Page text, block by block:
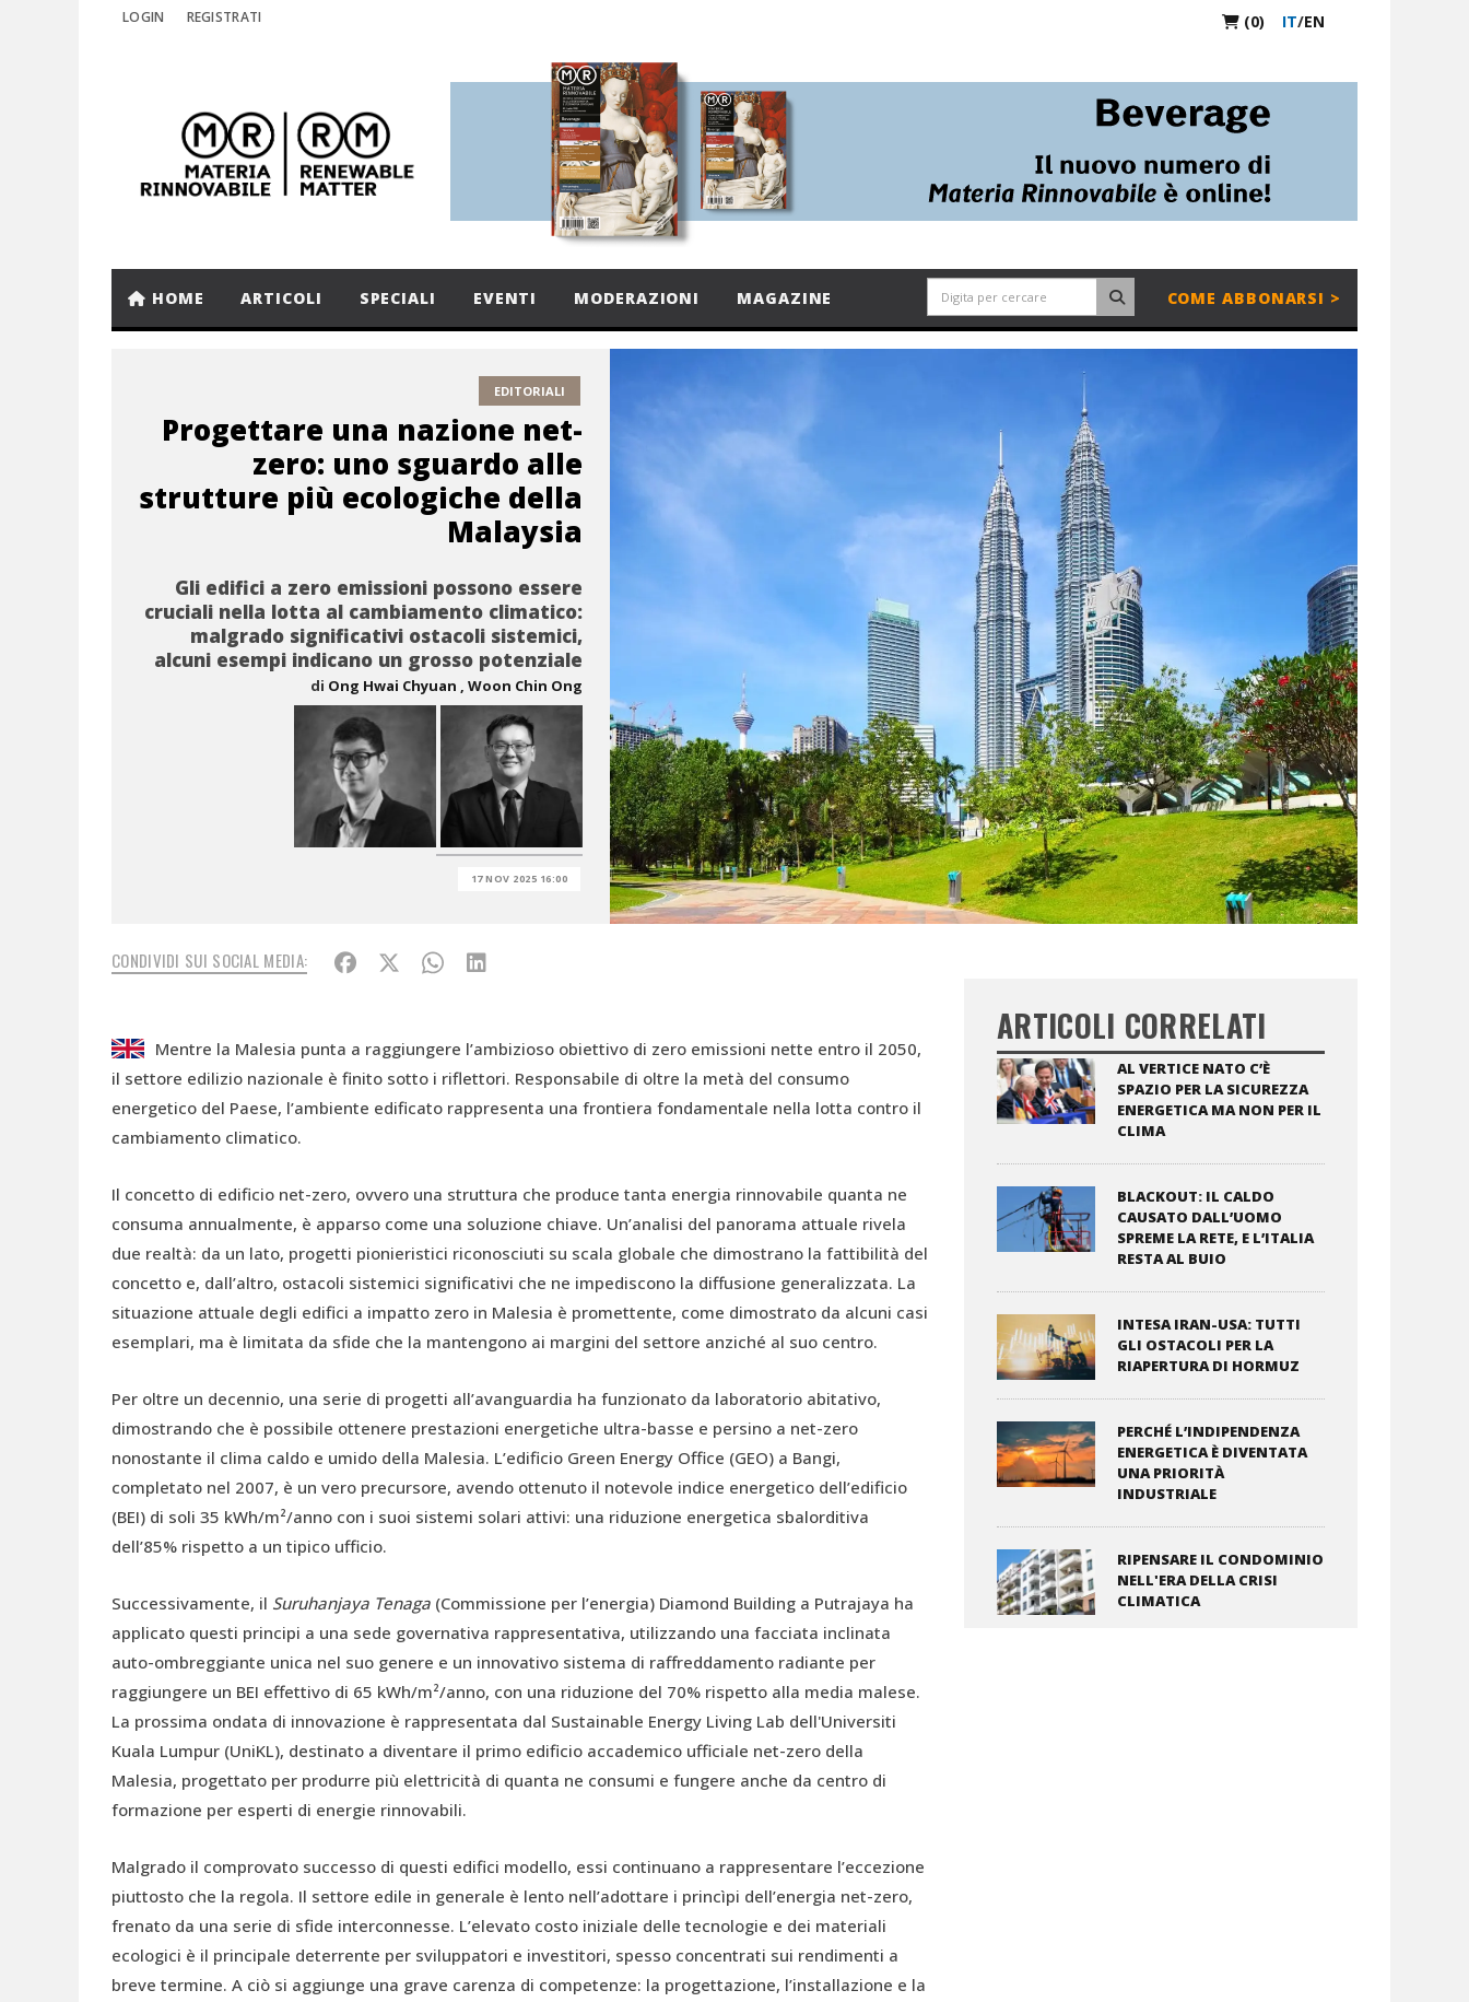
LOGIN REGISTRATI (0) IT/EN
HOME ARTICOLI SPECIALI EVENTI MODERAZIONI MAGAZINE COME ABBONARSI >
EDITORIALI
Progettare una nazione net-
zero: uno sguardo alle
strutture più ecologiche della
Malaysia
Gli edifici a zero emissioni possono essere
cruciali nella lotta al cambiamento climatico:
malgrado significativi ostacoli sistemici,
alcuni esempi indicano un grosso potenziale
di Ong Hwai Chyuan , Woon Chin Ong
17 NOV 2025 16:00
CONDIVIDI SUI SOCIAL MEDIA:
Mentre la Malesia punta a raggiungere l’ambizioso obiettivo di zero emissioni nette entro il 2050,
il settore edilizio nazionale è finito sotto i riflettori. Responsabile di oltre la metà del consumo
energetico del Paese, l’ambiente edificato rappresenta una frontiera fondamentale nella lotta contro il
cambiamento climatico.
Il concetto di edificio net-zero, ovvero una struttura che produce tanta energia rinnovabile quanta ne
consuma annualmente, è apparso come una soluzione chiave. Un’analisi del panorama attuale rivela
due realtà: da un lato, progetti pionieristici riconosciuti su scala globale che dimostrano la fattibilità del
concetto e, dall’altro, ostacoli sistemici significativi che ne impediscono la diffusione generalizzata. La
situazione attuale degli edifici a impatto zero in Malesia è promettente, come dimostrato da alcuni casi
esemplari, ma è limitata da sfide che la mantengono ai margini del settore anziché al suo centro.
Per oltre un decennio, una serie di progetti all’avanguardia ha funzionato da laboratorio abitativo,
dimostrando che è possibile ottenere prestazioni energetiche ultra-basse e persino a net-zero
nonostante il clima caldo e umido della Malesia. L’edificio Green Energy Office (GEO) a Bangi,
completato nel 2007, è un vero precursore, avendo ottenuto il notevole indice energetico dell’edificio
(BEI) di soli 35 kWh/m²/anno con i suoi sistemi solari attivi: una riduzione energetica sbalorditiva
dell’85% rispetto a un tipico ufficio.
Successivamente, il Suruhanjaya Tenaga (Commissione per l’energia) Diamond Building a Putrajaya ha
applicato questi principi a una sede governativa rappresentativa, utilizzando una facciata inclinata
auto-ombreggiante unica nel suo genere e un innovativo sistema di raffreddamento radiante per
raggiungere un BEI effettivo di 65 kWh/m²/anno, con una riduzione del 70% rispetto alla media malese.
La prossima ondata di innovazione è rappresentata dal Sustainable Energy Living Lab dell'Universiti
Kuala Lumpur (UniKL), destinato a diventare il primo edificio accademico ufficiale net-zero della
Malesia, progettato per produrre più elettricità di quanta ne consumi e fungere anche da centro di
formazione per esperti di energie rinnovabili.
Malgrado il comprovato successo di questi edifici modello, essi continuano a rappresentare l’eccezione
piuttosto che la regola. Il settore edile in generale è lento nell’adottare i princìpi dell’energia net-zero,
frenato da una serie di sfide interconnesse. L’elevato costo iniziale delle tecnologie e dei materiali
ecologici è il principale deterrente per sviluppatori e investitori, spesso concentrati sui rendimenti a
breve termine. A ciò si aggiunge una grave carenza di competenze: la progettazione, l’installazione e la
ARTICOLI CORRELATI
AL VERTICE NATO C’È
SPAZIO PER LA SICUREZZA
ENERGETICA MA NON PER IL
CLIMA
BLACKOUT: IL CALDO
CAUSATO DALL’UOMO
SPREME LA RETE, E L’ITALIA
RESTA AL BUIO
INTESA IRAN-USA: TUTTI
GLI OSTACOLI PER LA
RIAPERTURA DI HORMUZ
PERCHÉ L’INDIPENDENZA
ENERGETICA È DIVENTATA
UNA PRIORITÀ
INDUSTRIALE
RIPENSARE IL CONDOMINIO
NELL'ERA DELLA CRISI
CLIMATICA